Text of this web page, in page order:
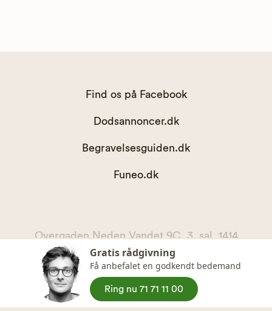
Find os på Facebook
Dodsannoncer.dk
Begravelsesguiden.dk
Funeo.dk
Overgaden Neden Vandet 9C, 3. sal, 1414
København K
kontakt@begravelsesguiden.dk, telefon 71 71 11 00
CVR. 36065567
Gratis rådgivning
Få anbefalet en godkendt bedemand
Ring nu 71 71 11 00